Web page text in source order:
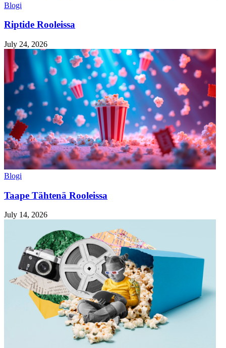
Blogi
Riptide Rooleissa
July 24, 2026
Blogi
Taape Tähtenä Rooleissa
July 14, 2026